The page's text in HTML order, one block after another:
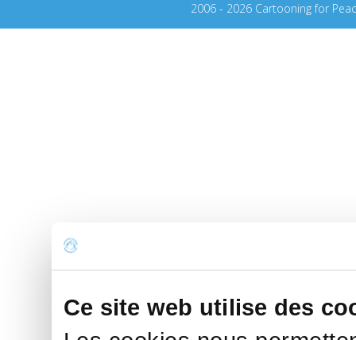
Ce site web utilise des
2006 - 2026 Cartooning for